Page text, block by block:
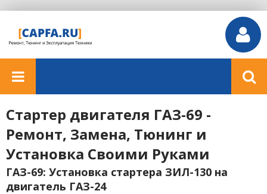
Стартер двигателя ГАЗ-69 -
Ремонт, Замена, Тюнинг и
Установка Своими Руками
ГАЗ-69: Установка стартера ЗИЛ-130 на
двигатель ГАЗ-24